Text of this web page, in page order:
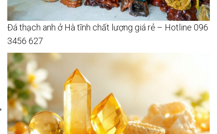
Đá thạch anh ở Hà tĩnh chất lượng giá rẻ – Hotline 096
3456 627